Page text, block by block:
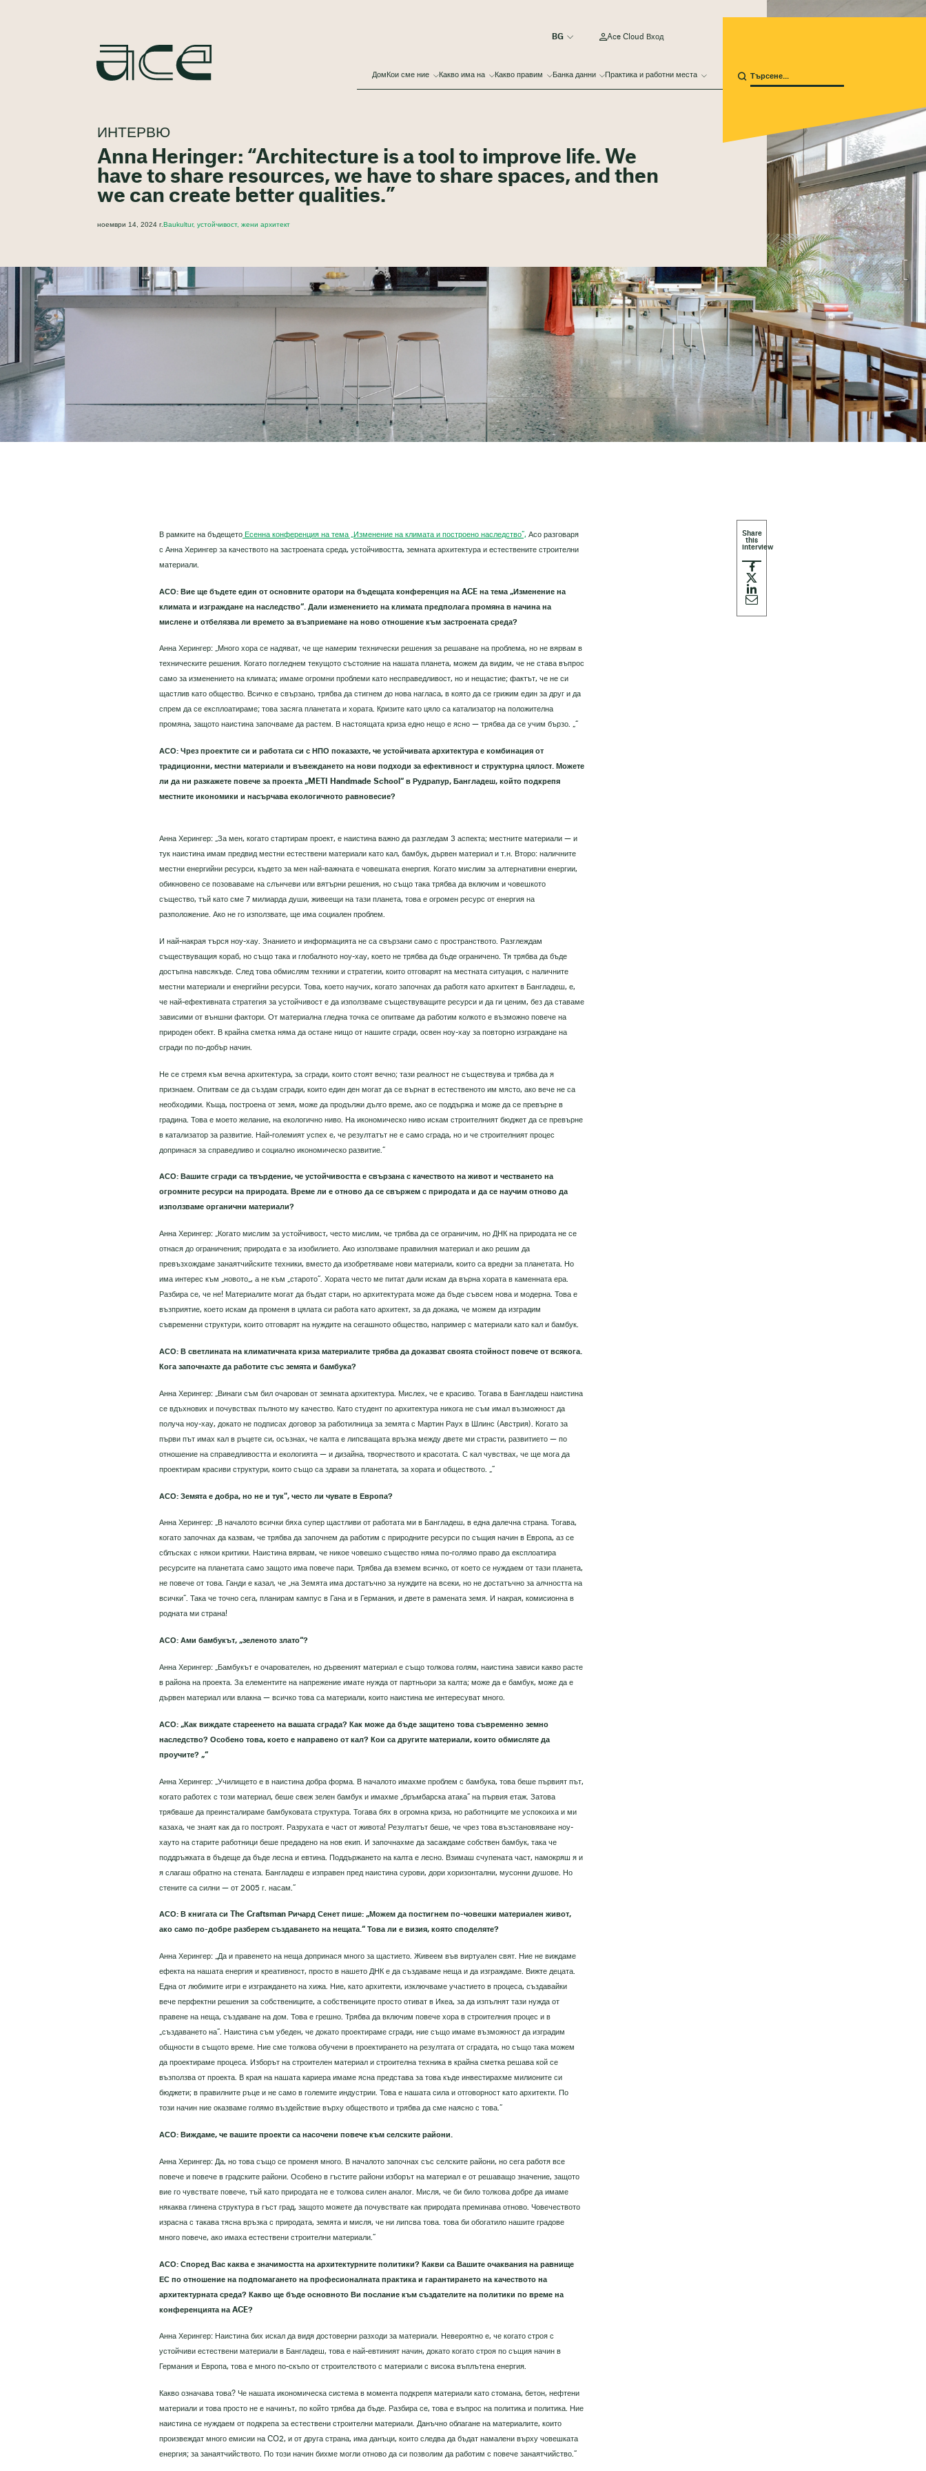
Дом Кои сме ние Какво има на Какво правим Банка данни Практика и работни места
Ace Cloud Вход
ИНТЕРВЮ
Anna Heringer: “Architecture is a tool to improve life. We
have to share resources, we have to share spaces, and then
we can create better qualities.”
ноември 14, 2024 г.Baukultur, устойчивост, жени архитект
В рамките на бъдещето Есенна конференция на тема „Изменение на климата и построено наследство“, Асо разговаря
с Анна Херингер за качеството на застроената среда, устойчивостта, земната архитектура и естествените строителни
материали.
АСО: Вие ще бъдете един от основните оратори на бъдещата конференция на ACE на тема „Изменение на
климата и изграждане на наследство“. Дали изменението на климата предполага промяна в начина на
мислене и отбелязва ли времето за възприемане на ново отношение към застроената среда?
Анна Херингер: „Много хора се надяват, че ще намерим технически решения за решаване на проблема, но не вярвам в
техническите решения. Когато погледнем текущото състояние на нашата планета, можем да видим, че не става въпрос
само за изменението на климата; имаме огромни проблеми като несправедливост, но и нещастие; фактът, че не си
щастлив като общество. Всичко е свързано, трябва да стигнем до нова нагласа, в която да се грижим един за друг и да
спрем да се експлоатираме; това засяга планетата и хората. Кризите като цяло са катализатор на положителна
промяна, защото наистина започваме да растем. В настоящата криза едно нещо е ясно — трябва да се учим бързо. „“
АСО: Чрез проектите си и работата си с НПО показахте, че устойчивата архитектура е комбинация от
традиционни, местни материали и въвеждането на нови подходи за ефективност и структурна цялост. Можете
ли да ни разкажете повече за проекта „METI Handmade School“ в Рудрапур, Бангладеш, който подкрепя
местните икономики и насърчава екологичното равновесие?
Анна Херингер: „За мен, когато стартирам проект, е наистина важно да разгледам 3 аспекта; местните материали — и
тук наистина имам предвид местни естествени материали като кал, бамбук, дървен материал и т.н. Второ: наличните
местни енергийни ресурси, където за мен най-важната е човешката енергия. Когато мислим за алтернативни енергии,
обикновено се позоваваме на слънчеви или вятърни решения, но също така трябва да включим и човешкото
същество, тъй като сме 7 милиарда души, живеещи на тази планета, това е огромен ресурс от енергия на
разположение. Ако не го използвате, ще има социален проблем.
И най-накрая търся ноу-хау. Знанието и информацията не са свързани само с пространството. Разглеждам
съществуващия кораб, но също така и глобалното ноу-хау, което не трябва да бъде ограничено. Тя трябва да бъде
достъпна навсякъде. След това обмислям техники и стратегии, които отговарят на местната ситуация, с наличните
местни материали и енергийни ресурси. Това, което научих, когато започнах да работя като архитект в Бангладеш, е,
че най-ефективната стратегия за устойчивост е да използваме съществуващите ресурси и да ги ценим, без да ставаме
зависими от външни фактори. От материална гледна точка се опитваме да работим колкото е възможно повече на
природен обект. В крайна сметка няма да остане нищо от нашите сгради, освен ноу-хау за повторно изграждане на
сгради по по-добър начин.
Не се стремя към вечна архитектура, за сгради, които стоят вечно; тази реалност не съществува и трябва да я
признаем. Опитвам се да създам сгради, които един ден могат да се върнат в естественото им място, ако вече не са
необходими. Къща, построена от земя, може да продължи дълго време, ако се поддържа и може да се превърне в
градина. Това е моето желание, на екологично ниво. На икономическо ниво искам строителният бюджет да се превърне
в катализатор за развитие. Най-големият успех е, че резултатът не е само сграда, но и че строителният процес
допринася за справедливо и социално икономическо развитие.“
АСО: Вашите сгради са твърдение, че устойчивостта е свързана с качеството на живот и честването на
огромните ресурси на природата. Време ли е отново да се свържем с природата и да се научим отново да
използваме органични материали?
Анна Херингер: „Когато мислим за устойчивост, често мислим, че трябва да се ограничим, но ДНК на природата не се
отнася до ограничения; природата е за изобилието. Ако използваме правилния материал и ако решим да
превъзхождаме занаятчийските техники, вместо да изобретяваме нови материали, които са вредни за планетата. Но
има интерес към „новото„, а не към „старото“. Хората често ме питат дали искам да върна хората в каменната ера.
Разбира се, че не! Материалите могат да бъдат стари, но архитектурата може да бъде съвсем нова и модерна. Това е
възприятие, което искам да променя в цялата си работа като архитект, за да докажа, че можем да изградим
съвременни структури, които отговарят на нуждите на сегашното общество, например с материали като кал и бамбук.
АСО: В светлината на климатичната криза материалите трябва да доказват своята стойност повече от всякога.
Кога започнахте да работите със земята и бамбука?
Анна Херингер: „Винаги съм бил очарован от земната архитектура. Мислех, че е красиво. Тогава в Бангладеш наистина
се вдъхнових и почувствах пълното му качество. Като студент по архитектура никога не съм имал възможност да
получа ноу-хау, докато не подписах договор за работилница за земята с Мартин Раух в Шлинс (Австрия). Когато за
първи път имах кал в ръцете си, осъзнах, че калта е липсващата връзка между двете ми страсти, развитието — по
отношение на справедливостта и екологията — и дизайна, творчеството и красотата. С кал чувствах, че ще мога да
проектирам красиви структури, които също са здрави за планетата, за хората и обществото. „“
АСО: Земята е добра, но не и тук", често ли чувате в Европа?
Анна Херингер: „В началото всички бяха супер щастливи от работата ми в Бангладеш, в една далечна страна. Тогава,
когато започнах да казвам, че трябва да започнем да работим с природните ресурси по същия начин в Европа, аз се
сблъсках с някои критики. Наистина вярвам, че никое човешко същество няма по-голямо право да експлоатира
ресурсите на планетата само защото има повече пари. Трябва да вземем всичко, от което се нуждаем от тази планета,
не повече от това. Ганди е казал, че „на Земята има достатъчно за нуждите на всеки, но не достатъчно за алчността на
всички“. Така че точно сега, планирам кампус в Гана и в Германия, и двете в рамената земя. И накрая, комисионна в
родната ми страна!
АСО: Ами бамбукът, „зеленото злато“?
Анна Херингер: „Бамбукът е очарователен, но дървеният материал е също толкова голям, наистина зависи какво расте
в района на проекта. За елементите на напрежение имате нужда от партньори за калта; може да е бамбук, може да е
дървен материал или влакна — всичко това са материали, които наистина ме интересуват много.
АСО: „Как виждате стареенето на вашата сграда? Как може да бъде защитено това съвременно земно
наследство? Особено това, което е направено от кал? Кои са другите материали, които обмисляте да
проучите? „“
Анна Херингер: „Училището е в наистина добра форма. В началото имахме проблем с бамбука, това беше първият път,
когато работех с този материал, беше свеж зелен бамбук и имахме „бръмбарска атака“ на първия етаж. Затова
трябваше да преинсталираме бамбуковата структура. Тогава бях в огромна криза, но работниците ме успокоиха и ми
казаха, че знаят как да го построят. Разрухата е част от живота! Резултатът беше, че чрез това възстановяване ноу-
хауто на старите работници беше предадено на нов екип. И започнахме да засаждаме собствен бамбук, така че
поддръжката в бъдеще да бъде лесна и евтина. Поддържането на калта е лесно. Взимаш счупената част, намокряш я и
я слагаш обратно на стената. Бангладеш е изправен пред наистина сурови, дори хоризонтални, мусонни душове. Но
стените са силни — от 2005 г. насам.“
АСО: В книгата си The Craftsman Ричард Сенет пише: „Можем да постигнем по-човешки материален живот,
ако само по-добре разберем създаването на нещата.“ Това ли е визия, която споделяте?
Анна Херингер: „Да и правенето на неща допринася много за щастието. Живеем във виртуален свят. Ние не виждаме
ефекта на нашата енергия и креативност, просто в нашето ДНК е да създаваме неща и да изграждаме. Вижте децата.
Една от любимите игри е изграждането на хижа. Ние, като архитекти, изключваме участието в процеса, създавайки
вече перфектни решения за собствениците, а собствениците просто отиват в Икеа, за да изпълнят тази нужда от
правене на неща, създаване на дом. Това е грешно. Трябва да включим повече хора в строителния процес и в
„създаването на“. Наистина съм убеден, че докато проектираме сгради, ние също имаме възможност да изградим
общности в същото време. Ние сме толкова обучени в проектирането на резултата от сградата, но също така можем
да проектираме процеса. Изборът на строителен материал и строителна техника в крайна сметка решава кой се
възползва от проекта. В края на нашата кариера имаме ясна представа за това къде инвестирахме милионите си
бюджети; в правилните ръце и не само в големите индустрии. Това е нашата сила и отговорност като архитекти. По
този начин ние оказваме голямо въздействие върху обществото и трябва да сме наясно с това.“
АСО: Виждаме, че вашите проекти са насочени повече към селските райони.
Анна Херингер: Да, но това също се променя много. В началото започнах със селските райони, но сега работя все
повече и повече в градските райони. Особено в гъстите райони изборът на материал е от решаващо значение, защото
вие го чувствате повече, тъй като природата не е толкова силен аналог. Мисля, че би било толкова добре да имаме
някаква глинена структура в гъст град, защото можете да почувствате как природата преминава отново. Човечеството
израсна с такава тясна връзка с природата, земята и мисля, че ни липсва това. това би обогатило нашите градове
много повече, ако имаха естествени строителни материали.“
АСО: Според Вас каква е значимостта на архитектурните политики? Какви са Вашите очаквания на равнище
ЕС по отношение на подпомагането на професионалната практика и гарантирането на качеството на
архитектурната среда? Какво ще бъде основното Ви послание към създателите на политики по време на
конференцията на ACE?
Анна Херингер: Наистина бих искал да видя достоверни разходи за материали. Невероятно е, че когато строя с
устойчиви естествени материали в Бангладеш, това е най-евтиният начин, докато когато строя по същия начин в
Германия и Европа, това е много по-скъпо от строителството с материали с висока въплътена енергия.
Какво означава това? Че нашата икономическа система в момента подкрепя материали като стомана, бетон, нефтени
материали и това просто не е начинът, по който трябва да бъде. Разбира се, това е въпрос на политика и политика. Ние
наистина се нуждаем от подкрепа за естествени строителни материали. Данъчно облагане на материалите, които
произвеждат много емисии на CO2, и от друга страна, има данъци, които следва да бъдат намалени върху човешката
енергия; за занаятчийството. По този начин бихме могли отново да си позволим да работим с повече занаятчийство.“